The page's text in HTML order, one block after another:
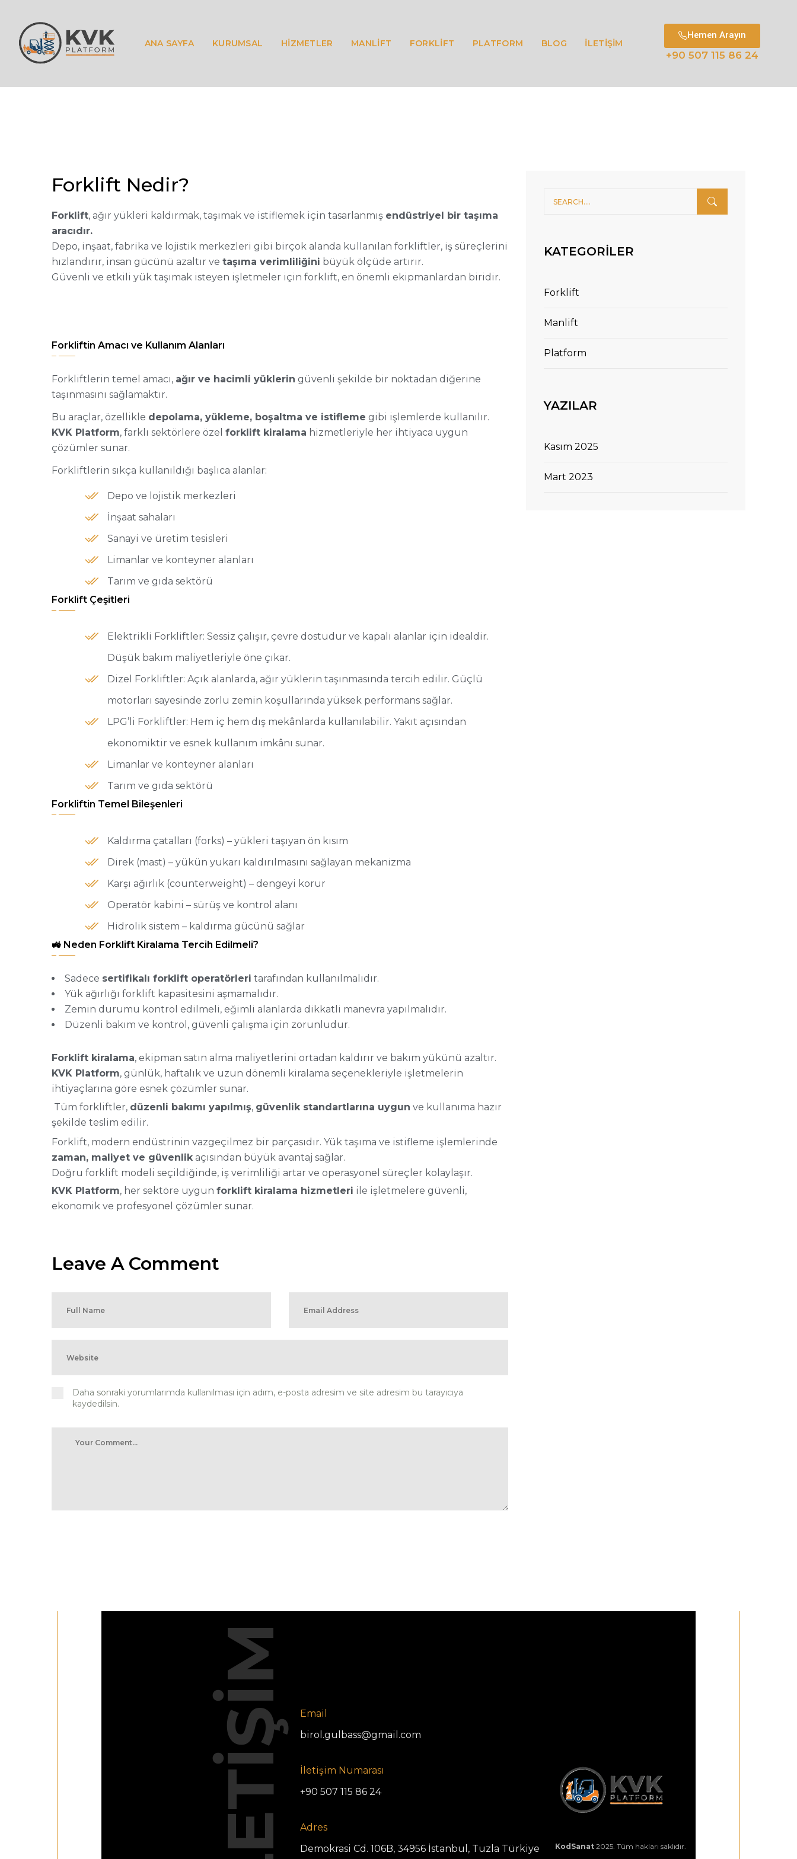
ANA SAYFA KURUMSAL HİZMETLER MANLİFT FORKLİFT PLATFORM BLOG İLETİŞİM
Hemen Arayın
+90 507 115 86 24
Forklift Nedir?
Forklift Nedir?
Forklift, ağır yükleri kaldırmak, taşımak ve istiflemek için tasarlanmış endüstriyel bir taşıma
aracıdır.
Depo, inşaat, fabrika ve lojistik merkezleri gibi birçok alanda kullanılan forkliftler, iş süreçlerini
hızlandırır, insan gücünü azaltır ve taşıma verimliliğini büyük ölçüde artırır.
Güvenli ve etkili yük taşımak isteyen işletmeler için forklift, en önemli ekipmanlardan biridir.
Forkliftin Amacı ve Kullanım Alanları
Forkliftlerin temel amacı, ağır ve hacimli yüklerin güvenli şekilde bir noktadan diğerine
taşınmasını sağlamaktır.
Bu araçlar, özellikle depolama, yükleme, boşaltma ve istifleme gibi işlemlerde kullanılır.
KVK Platform, farklı sektörlere özel forklift kiralama hizmetleriyle her ihtiyaca uygun
çözümler sunar.
Forkliftlerin sıkça kullanıldığı başlıca alanlar:
Depo ve lojistik merkezleri
İnşaat sahaları
Sanayi ve üretim tesisleri
Limanlar ve konteyner alanları
Tarım ve gıda sektörü
Forklift Çeşitleri
Elektrikli Forkliftler: Sessiz çalışır, çevre dostudur ve kapalı alanlar için idealdir.
Düşük bakım maliyetleriyle öne çıkar.
Dizel Forkliftler: Açık alanlarda, ağır yüklerin taşınmasında tercih edilir. Güçlü
motorları sayesinde zorlu zemin koşullarında yüksek performans sağlar.
LPG’li Forkliftler: Hem iç hem dış mekânlarda kullanılabilir. Yakıt açısından
ekonomiktir ve esnek kullanım imkânı sunar.
Limanlar ve konteyner alanları
Tarım ve gıda sektörü
Forkliftin Temel Bileşenleri
Kaldırma çatalları (forks) – yükleri taşıyan ön kısım
Direk (mast) – yükün yukarı kaldırılmasını sağlayan mekanizma
Karşı ağırlık (counterweight) – dengeyi korur
Operatör kabini – sürüş ve kontrol alanı
Hidrolik sistem – kaldırma gücünü sağlar
🚜 Neden Forklift Kiralama Tercih Edilmeli?
Sadece sertifikalı forklift operatörleri tarafından kullanılmalıdır.
Yük ağırlığı forklift kapasitesini aşmamalıdır.
Zemin durumu kontrol edilmeli, eğimli alanlarda dikkatli manevra yapılmalıdır.
Düzenli bakım ve kontrol, güvenli çalışma için zorunludur.
Forklift kiralama, ekipman satın alma maliyetlerini ortadan kaldırır ve bakım yükünü azaltır.
KVK Platform, günlük, haftalık ve uzun dönemli kiralama seçenekleriyle işletmelerin
ihtiyaçlarına göre esnek çözümler sunar.
Tüm forkliftler, düzenli bakımı yapılmış, güvenlik standartlarına uygun ve kullanıma hazır
şekilde teslim edilir.
Forklift, modern endüstrinin vazgeçilmez bir parçasıdır. Yük taşıma ve istifleme işlemlerinde
zaman, maliyet ve güvenlikaçısından büyük avantaj sağlar.
Doğru forklift modeli seçildiğinde, iş verimliliği artar ve operasyonel süreçler kolaylaşır.
KVK Platform, her sektöre uygun forklift kiralama hizmetleri ile işletmelere güvenli,
ekonomik ve profesyonel çözümler sunar.
Leave A Comment
Daha sonraki yorumlarımda kullanılması için adım, e-posta adresim ve site adresim bu tarayıcıya
kaydedilsin.
KATEGORILER
Forklift
Manlift
Platform
YAZILAR
Kasım 2025
Mart 2023
İLETİŞİM
Email
birol.gulbass@gmail.com
İletişim Numarası
+90 507 115 86 24
Adres
Demokrasi Cd. 106B, 34956 İstanbul, Tuzla Türkiye
KodSanat2025. Tüm hakları saklıdır.